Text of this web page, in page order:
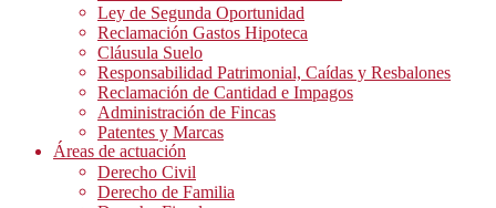
Ley de Segunda Oportunidad
Reclamación Gastos Hipoteca
Cláusula Suelo
Responsabilidad Patrimonial, Caídas y Resbalones
Reclamación de Cantidad e Impagos
Administración de Fincas
Patentes y Marcas
Áreas de actuación
Derecho Civil
Derecho de Familia